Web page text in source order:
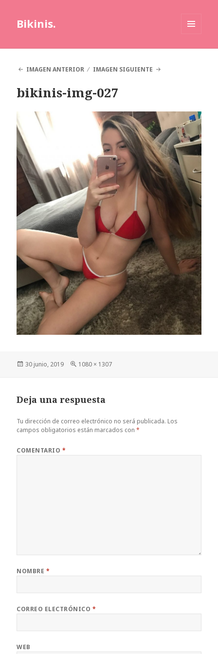
Bikinis.
IMAGEN ANTERIOR
IMAGEN SIGUIENTE
bikinis-img-027
Publicado
30 junio, 2019
Tamaño
1080 × 1307
Deja una respuesta
Tu dirección de correo electrónico no será publicada. Los
campos obligatorios están marcados con*
COMENTARIO *
NOMBRE *
CORREO ELECTRÓNICO *
WEB